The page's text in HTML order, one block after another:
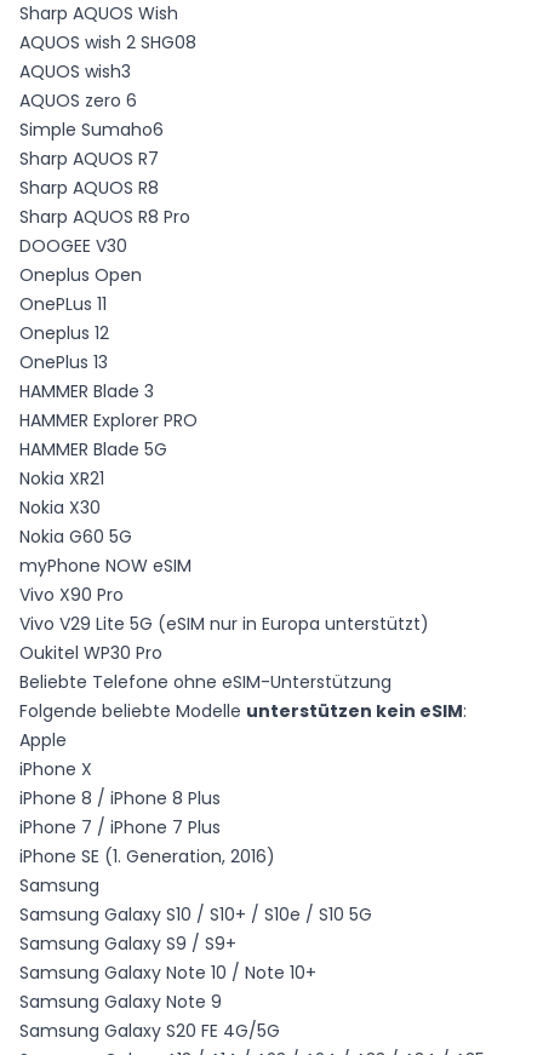
Sharp AQUOS Wish
AQUOS wish 2 SHG08
AQUOS wish3
AQUOS zero 6
Simple Sumaho6
Sharp AQUOS R7
Sharp AQUOS R8
Sharp AQUOS R8 Pro
DOOGEE V30
Oneplus Open
OnePLus 11
Oneplus 12
OnePlus 13
HAMMER Blade 3
HAMMER Explorer PRO
HAMMER Blade 5G
Nokia XR21
Nokia X30
Nokia G60 5G
myPhone NOW eSIM
Vivo X90 Pro
Vivo V29 Lite 5G (eSIM nur in Europa unterstützt)
Oukitel WP30 Pro
Beliebte Telefone ohne eSIM-Unterstützung
Folgende beliebte Modelle unterstützen kein eSIM:
Apple
iPhone X
iPhone 8 / iPhone 8 Plus
iPhone 7 / iPhone 7 Plus
iPhone SE (1. Generation, 2016)
Samsung
Samsung Galaxy S10 / S10+ / S10e / S10 5G
Samsung Galaxy S9 / S9+
Samsung Galaxy Note 10 / Note 10+
Samsung Galaxy Note 9
Samsung Galaxy S20 FE 4G/5G